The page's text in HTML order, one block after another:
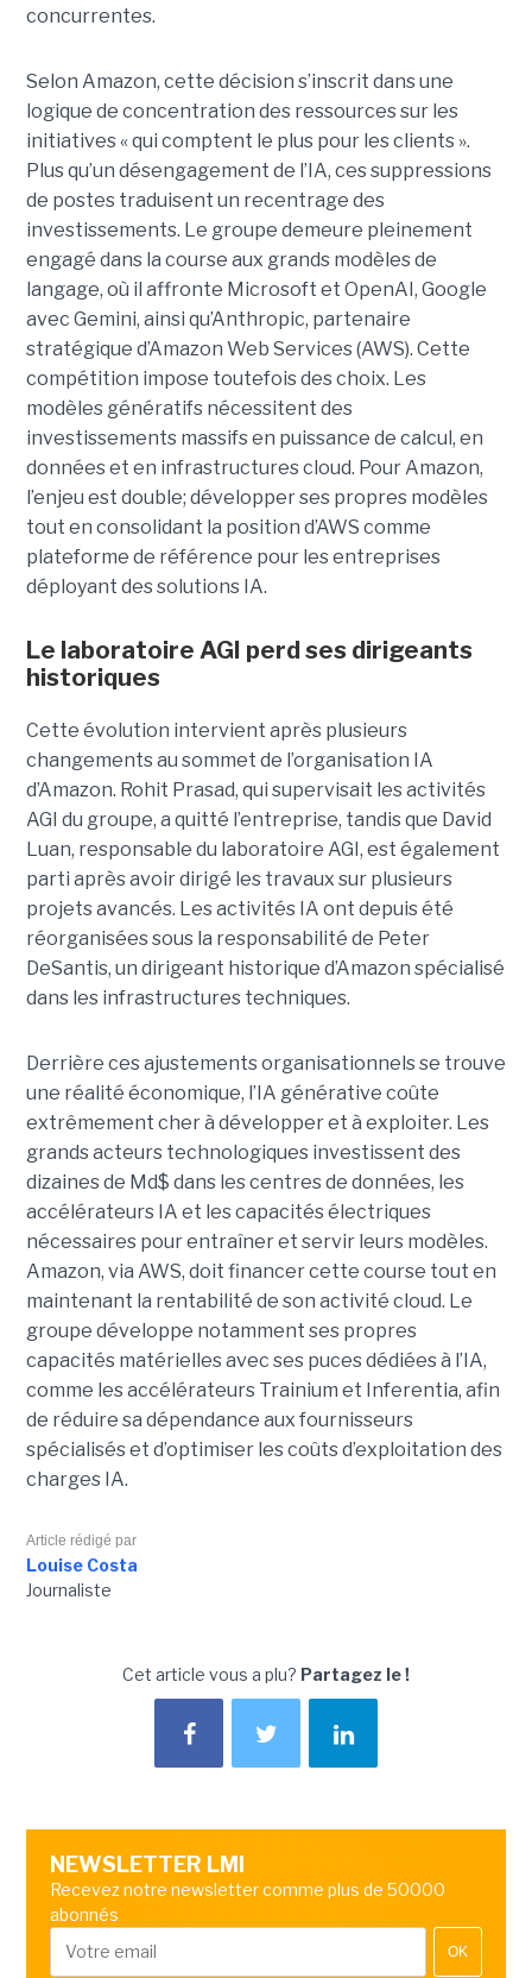
concurrentes.
Selon Amazon, cette décision s’inscrit dans une
logique de concentration des ressources sur les
initiatives « qui comptent le plus pour les clients ».
Plus qu’un désengagement de l’IA, ces suppressions
de postes traduisent un recentrage des
investissements. Le groupe demeure pleinement
engagé dans la course aux grands modèles de
langage, où il affronte Microsoft et OpenAI, Google
avec Gemini, ainsi qu’Anthropic, partenaire
stratégique d’Amazon Web Services (AWS). Cette
compétition impose toutefois des choix. Les
modèles génératifs nécessitent des
investissements massifs en puissance de calcul, en
données et en infrastructures cloud. Pour Amazon,
l’enjeu est double; développer ses propres modèles
tout en consolidant la position d’AWS comme
plateforme de référence pour les entreprises
déployant des solutions IA.
Le laboratoire AGI perd ses dirigeants
historiques
Cette évolution intervient après plusieurs
changements au sommet de l’organisation IA
d’Amazon. Rohit Prasad, qui supervisait les activités
AGI du groupe, a quitté l’entreprise, tandis que David
Luan, responsable du laboratoire AGI, est également
parti après avoir dirigé les travaux sur plusieurs
projets avancés. Les activités IA ont depuis été
réorganisées sous la responsabilité de Peter
DeSantis, un dirigeant historique d’Amazon spécialisé
dans les infrastructures techniques.
Derrière ces ajustements organisationnels se trouve
une réalité économique, l’IA générative coûte
extrêmement cher à développer et à exploiter. Les
grands acteurs technologiques investissent des
dizaines de Md$ dans les centres de données, les
accélérateurs IA et les capacités électriques
nécessaires pour entraîner et servir leurs modèles.
Amazon, via AWS, doit financer cette course tout en
maintenant la rentabilité de son activité cloud. Le
groupe développe notamment ses propres
capacités matérielles avec ses puces dédiées à l’IA,
comme les accélérateurs Trainium et Inferentia, afin
de réduire sa dépendance aux fournisseurs
spécialisés et d’optimiser les coûts d’exploitation des
charges IA.
Article rédigé par
Louise Costa
Journaliste
Cet article vous a plu? Partagez le !
NEWSLETTER LMI
Recevez notre newsletter comme plus de 50000
abonnés
OK